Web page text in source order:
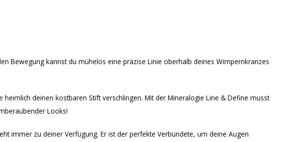
Bewegung kannst du mühelos eine präzise Linie oberhalb deines Wimpernkranzes
deinen kostbaren Stift verschlingen. Mit der Mineralogie Line & Define musst
Looks!
immer zu deiner Verfügung. Er ist der perfekte Verbündete, um deine Augen